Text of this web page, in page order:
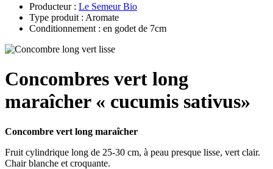
Producteur : Le Semeur Bio
Type produit : Aromate
Conditionnement : en godet de 7cm
Concombres vert long
maraîcher « cucumis sativus»
Concombre vert long maraîcher
Fruit cylindrique long de 25-30 cm, à peau presque lisse, vert clair.
Chair blanche et croquante.